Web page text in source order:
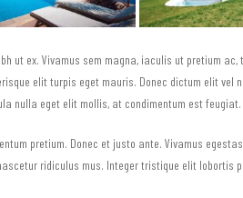
ut ex. Vivamus sem magna, iaculis ut pretium ac,
elit turpis eget mauris. Donec dictum elit vel
nulla eget elit mollis, at condimentum est feugiat.
pretium. Donec et justo ante. Vivamus
ridiculus mus. Integer tristique elit lobortis